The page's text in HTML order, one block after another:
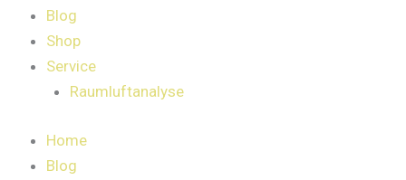
Blog
Shop
Service
Raumluftanalyse
Home
Blog